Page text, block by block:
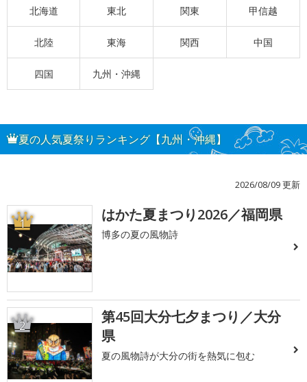
北海道 東北 関東 甲信越
北陸 東海 関西 中国
四国 九州・沖縄
夏の人気夏祭りランキング【九州・沖縄】
2026/08/09 更新
1 はかた夏まつり2026／福岡県
博多の夏の風物詩
2
第45回大分七夕まつり／大分
県
夏の風物詩が大分の街を熱気に包む